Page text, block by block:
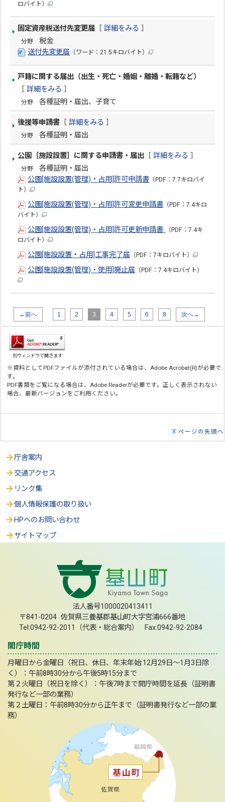
ロバイト）
固定資産税送付先変更届 ［詳細をみる
分野
税金
送付先変更届
（ワード：21.5キロバイト）
戸籍に関する届出（出生・死亡・婚姻・離婚・転籍など）
［詳細をみる
分野 各種証明・届出、子育て
後援等申請書 ［詳細をみる
分野 各種証明・届出
公園［施設設置］に関する申請書・届出 ［詳細をみる
分野
各種証明・届出
公園[施設設置(管理)・占用]許可申請書 （PDF：7.7キロバイ
ト）
公園[施設設置(管理)・占用]許可変更申請書 （PDF：7.4キロ
バイト）
公園[施設設置(管理)・占用]許可更新申請書
（PDF：7.4キ
ロバイト）
公園[施設設置・占用]工事完了届 （PDF：7キロバイト）
公園[施設設置(管理)・使用]廃止届 （PDF：7.4キロバイト）
←前へ 1 2 3 4 5 6 8 次へ→
別ウィンドウで開きます
※資料としてPDFファイルが添付されている場合は、Adobe Acrobat(R)が必要で
す。
PDF書類をご覧になる場合は、Adobe Readerが必要です。正しく表示されない
場合、最新バージョンをご利用ください。
ページの先頭へ
庁舎案内
交通アクセス
リンク集
個人情報保護の取り扱い
HPへのお問い合わせ
サイトマップ
法人番号1000020413411
〒841-0204 佐賀県三養基郡基山町大字宮浦666番地
Tel:0942-92-2011（代表・総合案内） Fax:0942-92-2084
開庁時間
月曜日から金曜日（祝日、休日、年末年始:12月29日～1月3日除
く）：午前8時30分から午後5時15分まで
第２火曜日（祝日を除く）：午後7時まで開庁時間を延長（証明書
発行など一部の業務）
第２土曜日：午前8時30分から正午まで（証明書発行など一部の業
務）